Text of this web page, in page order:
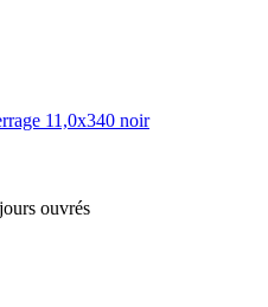
11,0x340 noir
ouvrés